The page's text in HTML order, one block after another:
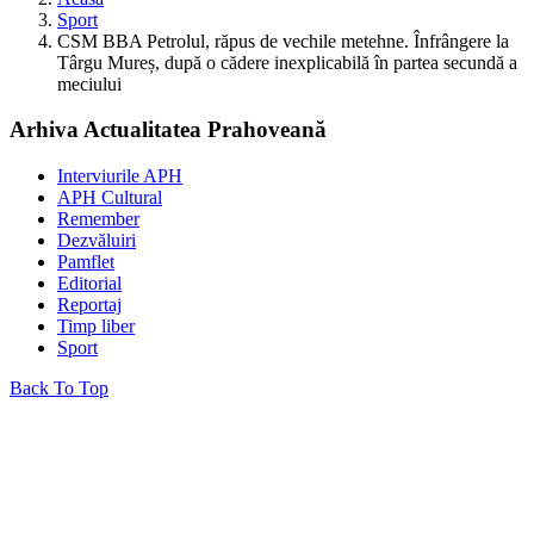
Sport
CSM BBA Petrolul, răpus de vechile metehne. Înfrângere la
Târgu Mureș, după o cădere inexplicabilă în partea secundă a
meciului
Arhiva Actualitatea Prahoveană
Interviurile APH
APH Cultural
Remember
Dezvăluiri
Pamflet
Editorial
Reportaj
Timp liber
Sport
Back To Top